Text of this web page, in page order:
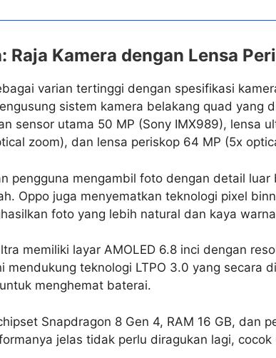
Raja Kamera dengan Lensa
varian tertinggi dengan spesifikasi
sistem kamera belakang quad yang
sensor utama 50 MP (Sony IMX989), lensa
zoom), dan lensa periskop 64 MP (5x
pengguna mengambil foto dengan detail luar
Oppo juga menyematkan teknologi pixel
foto yang lebih natural dan kaya
memiliki layar AMOLED 6.8 inci dengan
mendukung teknologi LTPO 3.0 yang secara
menghemat baterai.
Snapdragon 8 Gen 4, RAM 16 GB, dan
jelas tidak perlu diragukan lagi, cocok